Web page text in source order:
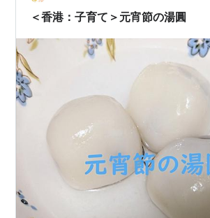
QRコードを読み取ってスマホから注文
＜香港：子育て＞元宵節の湯圓